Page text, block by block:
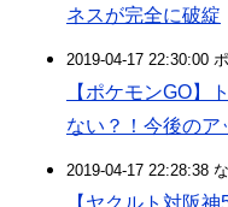
ネスが完全に破綻
2019-04-17 22:30:00
【ポケモンGO】
ない？！今後のア
2019-04-17 22:28:38
【ヤクルト対阪